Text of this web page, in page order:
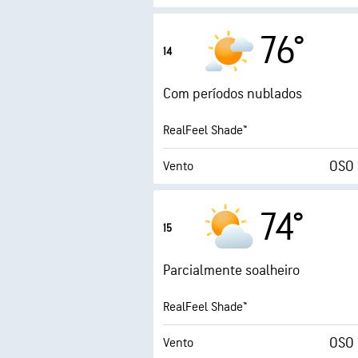
Humidade
Ponto de orvalho
1
14 76°
Com períodos nublados
RealFeel Shade™
Vento
Humidade
Ponto de orvalho
15 74°
Parcialmente soalheiro
RealFeel Shade™
Vento